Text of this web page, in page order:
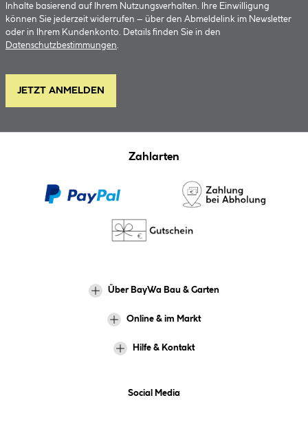
Inhalte basierend auf Ihrem Nutzungsverhalten. Ihre Einwilligung
können Sie jederzeit widerrufen – über den Abmeldelink im Newsletter
oder in Ihrem Kundenkonto. Details finden Sie in den
Datenschutzbestimmungen.
JETZT ANMELDEN
Zahlarten
Über BayWa Bau & Garten
Online & im Markt
Hilfe & Kontakt
Social Media